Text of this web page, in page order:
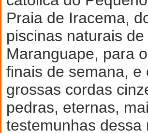
Praia de Iracema,
piscinas naturais
Maranguape, para
finais de semana,
grossas cordas
pedras, eternas,
testemunhas